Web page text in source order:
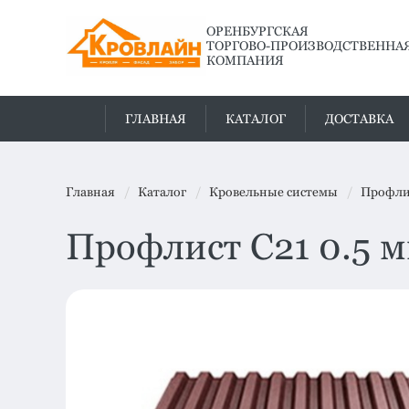
ОРЕНБУРГСКАЯ
ТОРГОВО-
КОМПАНИЯ
ГЛАВНАЯ КАТАЛОГ ДОСТАВКА
Главная Каталог Кровельные системы
Профлист С21 0.5